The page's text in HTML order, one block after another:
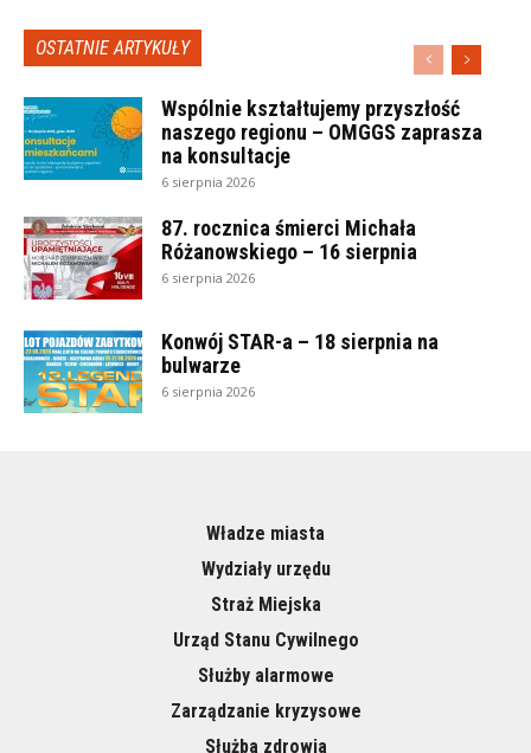
OSTATNIE ARTYKUŁY
Wspólnie kształtujemy przyszłość
naszego regionu – OMGGS zaprasza
na konsultacje
6 sierpnia 2026
87. rocznica śmierci Michała
Różanowskiego – 16 sierpnia
6 sierpnia 2026
Konwój STAR-a – 18 sierpnia na
bulwarze
6 sierpnia 2026
Władze miasta
Wydziały urzędu
Straż Miejska
Urząd Stanu Cywilnego
Służby alarmowe
Zarządzanie kryzysowe
Służba zdrowia